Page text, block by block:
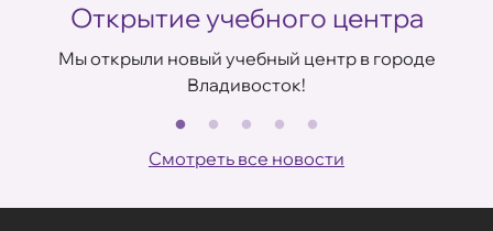
Открытие учебного центра
Мы открыли новый учебный центр в городе
Владивосток!
Смотреть все новости